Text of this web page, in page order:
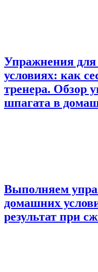
Упражнения
условиях: как
тренера. Обзор
шпагата в
Выполняем
домашних
результат при